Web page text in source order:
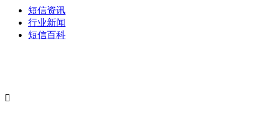
短信资讯
行业新闻
短信百科
